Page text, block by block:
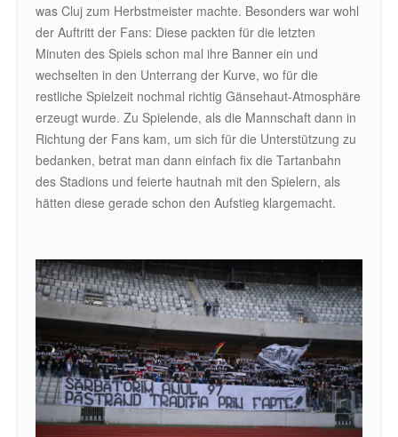
was Cluj zum Herbstmeister machte. Besonders war wohl
der Auftritt der Fans: Diese packten für die letzten
Minuten des Spiels schon mal ihre Banner ein und
wechselten in den Unterrang der Kurve, wo für die
restliche Spielzeit nochmal richtig Gänsehaut-Atmosphäre
erzeugt wurde. Zu Spielende, als die Mannschaft dann in
Richtung der Fans kam, um sich für die Unterstützung zu
bedanken, betrat man dann einfach fix die Tartanbahn
des Stadions und feierte hautnah mit den Spielern, als
hätten diese gerade schon den Aufstieg klargemacht.